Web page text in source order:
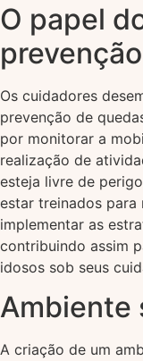
O papel
Os cuidadores
prevenção de
por monitorar a
realização de
esteja livre de
estar treinados para
implementar as
contribuindo assim
idosos sob seus
Ambiente
A criação de um